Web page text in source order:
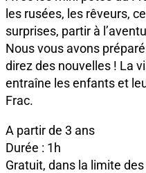
les rusées, les rêveurs,
surprises, partir à
Nous vous avons
direz des nouvelles ! La
entraîne les enfants et
Frac.
A partir de 3 ans
Durée : 1h
Gratuit, dans la limite